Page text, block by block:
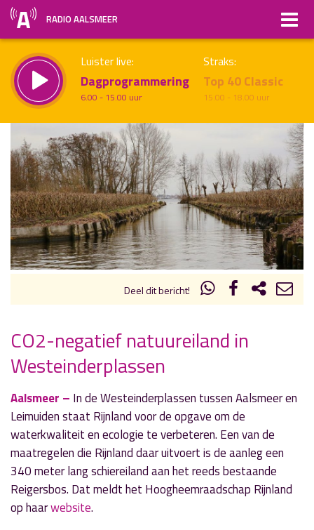
RADIO AALSMEER
Luister live:
Dagprogrammering
6.00 - 15.00 uur
Straks:
Top 40 Classic
15.00 - 18.00 uur
Vorig uur uur 1 van x Volgend uur
Inklappen
Deel dit bericht!
« Vorig nieuwsbericht
The Beach in zwaar weer door corona
23 december 2020
» Volgend nieuwsbericht
Nieuwe gemeentesecretaris: Sjoerd Vellenga
24 december 2020
CO2-negatief natuureiland in
Westeinderplassen
Aalsmeer – In de Westeinderplassen tussen Aalsmeer en
Leimuiden staat Rijnland voor de opgave om de
waterkwaliteit en ecologie te verbeteren. Een van de
maatregelen die Rijnland daar uitvoert is de aanleg een
340 meter lang schiereiland aan het reeds bestaande
Reigersbos. Dat meldt het Hoogheemraadschap Rijnland
op haarwebsite.